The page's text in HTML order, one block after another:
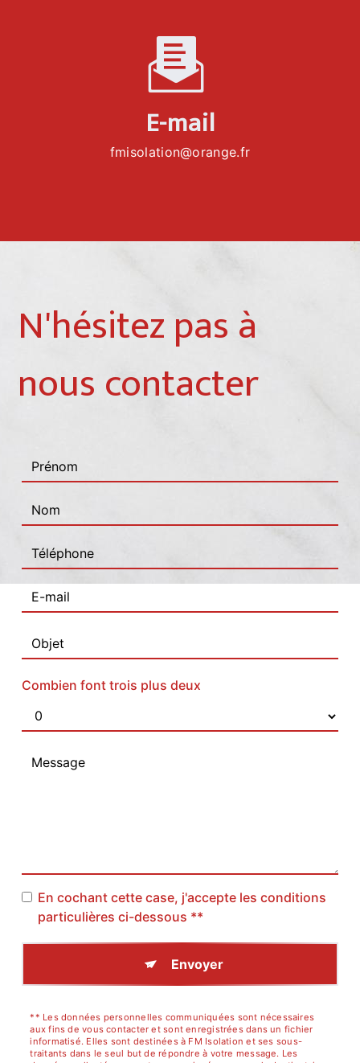
E-mail
fmisolation@orange.fr
N'hésitez pas à
nous contacter
Combien font trois plus deux
En cochant cette case, j'accepte les conditions
particulières ci-dessous **
Envoyer
** Les données personnelles communiquées sont nécessaires
aux fins de vous contacter et sont enregistrées dans un fichier
informatisé. Elles sont destinées à FM Isolation et ses sous-
traitants dans le seul but de répondre à votre message. Les